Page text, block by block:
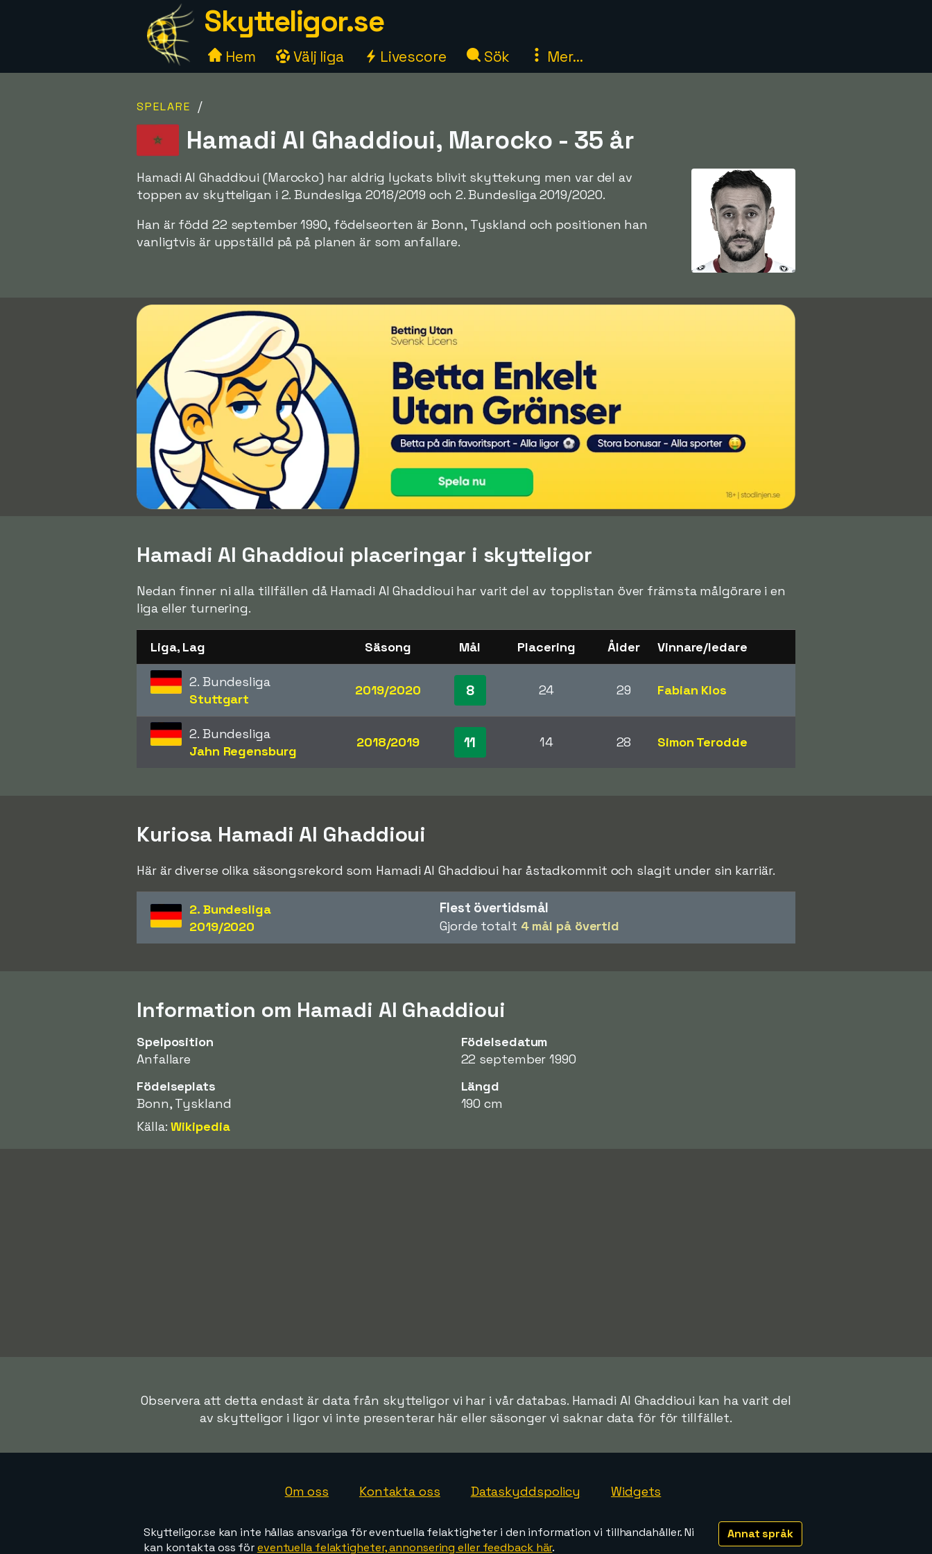
Skytteligor.se
Hem Välj liga Livescore Sök Mer...
SPELARE /
Hamadi Al Ghaddioui, Marocko - 35 år
Hamadi Al Ghaddioui (Marocko) har aldrig lyckats blivit skyttekung men var del av
toppen av skytteligan i 2. Bundesliga 2018/2019 och 2. Bundesliga 2019/2020.
Han är född 22 september 1990, födelseorten är Bonn, Tyskland och positionen han
vanligtvis är uppställd på på planen är som anfallare.
Hamadi Al Ghaddioui placeringar i skytteligor
Nedan finner ni alla tillfällen då Hamadi Al Ghaddioui har varit del av topplistan över främsta målgörare i en
liga eller turnering.
Liga, Lag Säsong Mål Placering Ålder Vinnare/ledare
2. Bundesliga
Stuttgart
2019/2020 8 24 29 Fabian Klos
2. Bundesliga
Jahn Regensburg
2018/2019 11 14 28 Simon Terodde
Kuriosa Hamadi Al Ghaddioui
Här är diverse olika säsongsrekord som Hamadi Al Ghaddioui har åstadkommit och slagit under sin karriär.
2. Bundesliga
2019/2020
Flest övertidsmål
Gjorde totalt 4 mål på övertid
Information om Hamadi Al Ghaddioui
Spelposition
Anfallare
Födelsedatum
22 september 1990
Födelseplats
Bonn, Tyskland
Längd
190 cm
Källa:Wikipedia
Observera att detta endast är data från skytteligor vi har i vår databas. Hamadi Al Ghaddioui kan ha varit del
av skytteligor i ligor vi inte presenterar här eller säsonger vi saknar data för för tillfället.
Om oss Kontakta oss Dataskyddspolicy Widgets
Annat språk
Skytteligor.se kan inte hållas ansvariga för eventuella felaktigheter i den information vi tillhandahåller. Ni
kan kontakta oss föreventuella felaktigheter, annonsering eller feedback här.